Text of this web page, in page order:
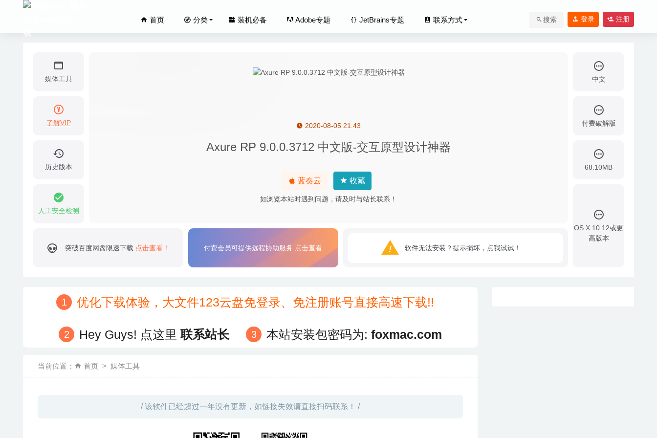
首页 分类 装机必备 Adobe专题 JetBrains专题 联系方式 搜索 登录 注册
媒体工具
了解VIP
历史版本
人工安全检测
2020-08-05 21:43
Axure RP 9.0.0.3712 中文版-交互原型设计神器
蓝奏云 收藏
如浏览本站时遇到问题，请及时与站长联系！
中文
付费破解版
68.10MB
OS X 10.12或更
高版本
突破百度网盘限速下载 点击查看！ 付费会员可提供远程协助服务 点击查看 软件无法安装？提示损坏，点我试试！
优化下载体验，大文件123云盘免登录、免注册账号直接高速下载!!
Hey Guys! 点这里联系站长 本站安装包密码为: foxmac.com
当前位置： 首页 媒体工具
/ 该软件已经超过一年没有更新，如链接失效请直接扫码联系！ /
Elmedia Video Player Pro 7.13.2220 中文版-MacOS全能视频播放器 2020-07-31
NTFSTool 2.2.0 中文版-NTFS格式磁盘读写工具 2020-05-03
Termius 5.6.2 for Mac- 跨平台优秀的SSH连接客户端 2020-03-25